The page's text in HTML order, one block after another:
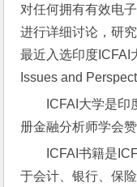
对任何拥有有效电
进行详细讨论，研
最近入选印度ICFAI
Issues and
ICFAI大学是
册金融分析师学会赞
ICFAI书籍是
于会计、银行、保